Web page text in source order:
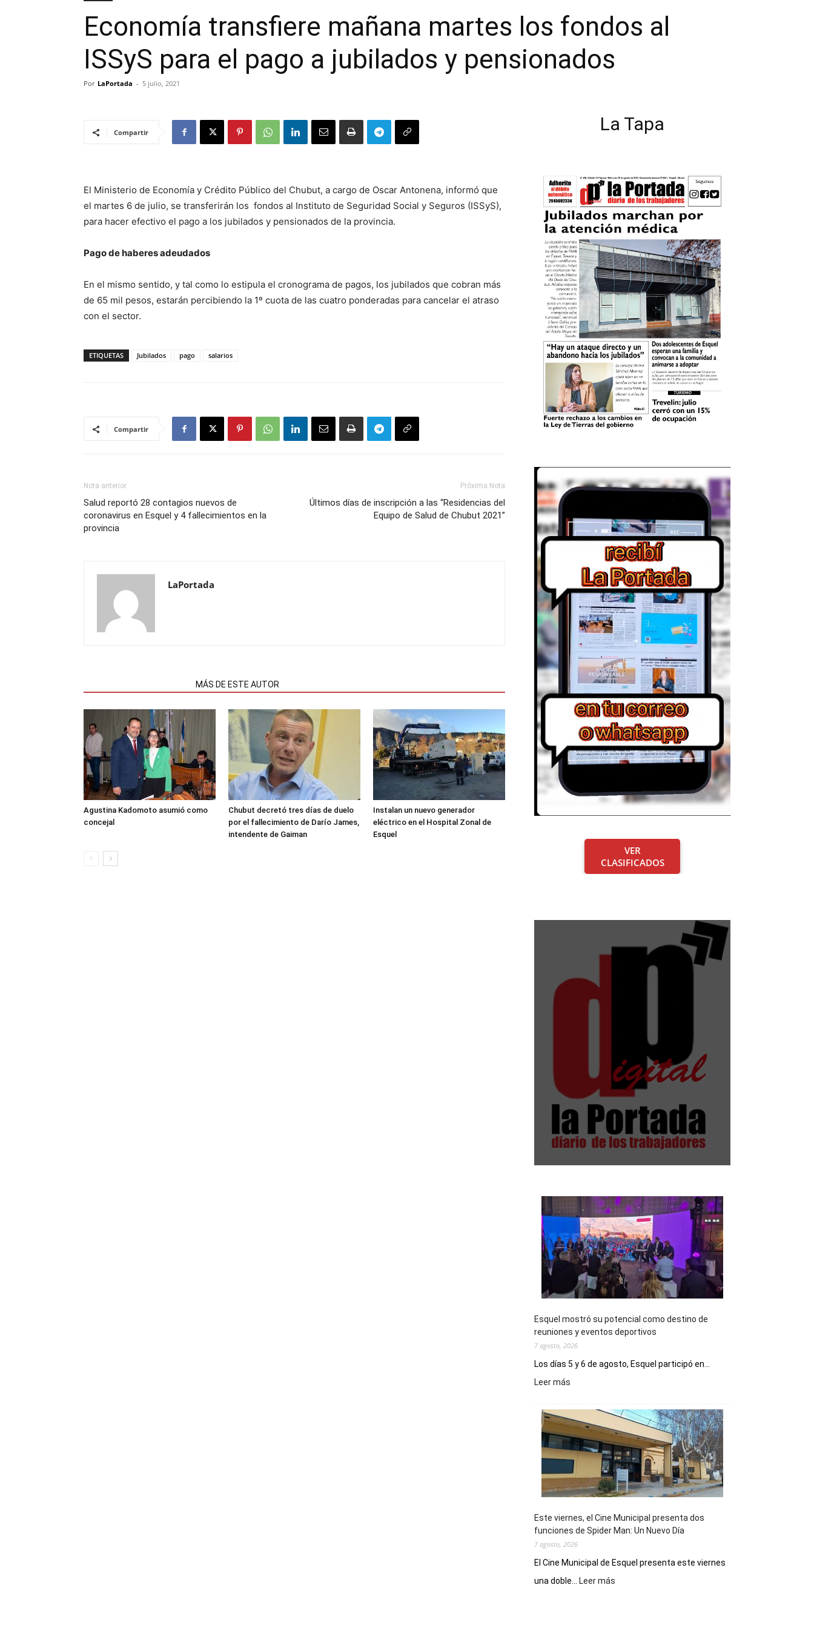
Economía transfiere mañana martes los fondos al
ISSyS para el pago a jubilados y pensionados
Por LaPortada - 5 julio, 2021
Compartir
El Ministerio de Economía y Crédito Público del Chubut, a cargo de Oscar Antonena, informó que
el martes 6 de julio, se transferirán los fondos al Instituto de Seguridad Social y Seguros (ISSyS),
para hacer efectivo el pago a los jubilados y pensionados de la provincia.
Pago de haberes adeudados
En el mismo sentido, y tal como lo estipula el cronograma de pagos, los jubilados que cobran más
de 65 mil pesos, estarán percibiendo la 1º cuota de las cuatro ponderadas para cancelar el atraso
con el sector.
ETIQUETAS Jubilados pago salarios
Compartir
Nota anterior
Salud reportó 28 contagios nuevos de
coronavirus en Esquel y 4 fallecimientos en la
provincia
Próxima Nota
Últimos días de inscripción a las “Residencias del
Equipo de Salud de Chubut 2021”
LaPortada
MÁS DE ESTE AUTOR
Agustina Kadomoto asumió como
concejal
Chubut decretó tres días de duelo
por el fallecimiento de Darío James,
intendente de Gaiman
Instalan un nuevo generador
eléctrico en el Hospital Zonal de
Esquel
La Tapa
VER
CLASIFICADOS
Esquel mostró su potencial como destino de
reuniones y eventos deportivos
7 agosto, 2026
Los días 5 y 6 de agosto, Esquel participó en...
Leer más
su
potencial
como
destino
de
reuniones
y
deportivos
Este viernes, el Cine Municipal presenta dos
funciones de Spider Man: Un Nuevo Día
7 agosto, 2026
El Cine Municipal de Esquel presenta este viernes
una doble...
Leer más